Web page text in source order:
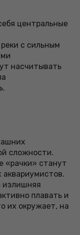
центральные
с сильным
насчитывать
сложности.
«рачки» станут
излишняя
плавать и
их окружает, на